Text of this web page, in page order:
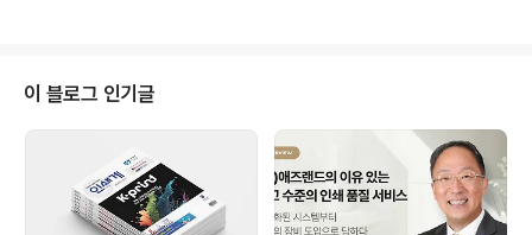
서 최고의 품질 표준을 유지하고자 하는 전문가에게 필수
적인 도구이다.테콘 솔루션을 국내 시장에 공급하고 있는
휴닉스 관계자는, “스펙트로덴스(SpectroDens)는 세계
최고의 인쇄 기술과 출판 시장을 가진 독일에서 시장 점유
율 1위(약 70%)를 차지하고 있는 제품으로, 전 세계 메이
저 인쇄기 ..
이 블로그 인기글